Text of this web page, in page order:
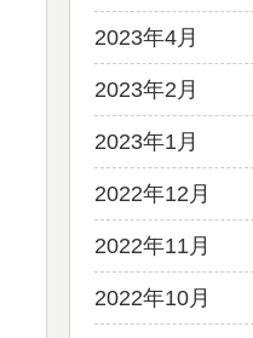
2023年4月
2023年2月
2023年1月
2022年12月
2022年11月
2022年10月